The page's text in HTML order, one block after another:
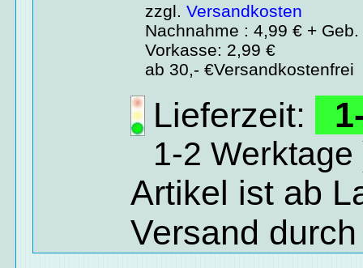
zzgl.Versandkosten
Nachnahme : 4,99 € + Geb.
Vorkasse: 2,99 €
ab 30,- €Versandkostenfrei
Lieferzeit:
1-2 Werktage
Artikel ist ab
Versand